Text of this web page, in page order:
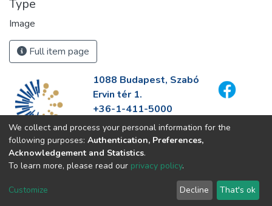
Type
Image
Full item page
1088 Budapest, Szabó
Ervin tér 1.
+36-1-411-5000
info@fszek.hu
https://fszek.hu
We collect and process your personal information for the
following purposes: Authentication, Preferences,
Acknowledgement and Statistics.
To learn more, please read our privacy policy.
Customize Decline That's ok